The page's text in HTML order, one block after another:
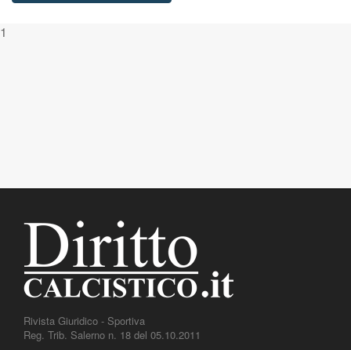
1
Rivista Giuridico - Sportiva
Reg. Trib. Salerno n. 18 del 05.10.2011